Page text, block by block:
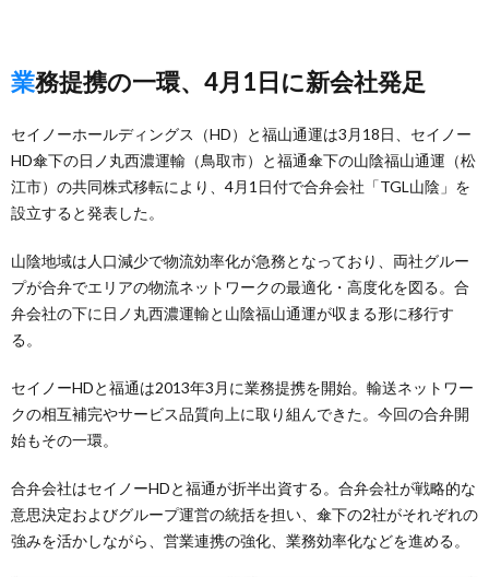
業務提携の一環、4月1日に新会社発足
セイノーホールディングス（HD）と福山通運は3月18日、セイノー
HD傘下の日ノ丸西濃運輸（鳥取市）と福通傘下の山陰福山通運（松
江市）の共同株式移転により、4月1日付で合弁会社「TGL山陰」を
設立すると発表した。
山陰地域は人口減少で物流効率化が急務となっており、両社グルー
プが合弁でエリアの物流ネットワークの最適化・高度化を図る。合
弁会社の下に日ノ丸西濃運輸と山陰福山通運が収まる形に移行す
る。
セイノーHDと福通は2013年3月に業務提携を開始。輸送ネットワー
クの相互補完やサービス品質向上に取り組んできた。今回の合弁開
始もその一環。
合弁会社はセイノーHDと福通が折半出資する。合弁会社が戦略的な
意思決定およびグループ運営の統括を担い、傘下の2社がそれぞれの
強みを活かしながら、営業連携の強化、業務効率化などを進める。